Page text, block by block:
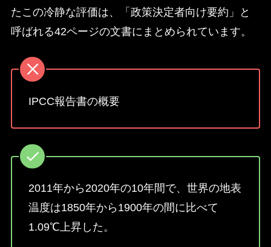
たこの冷静な評価は、「政策決定者向け要約」と
呼ばれる42ページの文書にまとめられています。
IPCC報告書の概要
2011年から2020年の10年間で、世界の地表
温度は1850年から1900年の間に比べて
1.09℃上昇した。